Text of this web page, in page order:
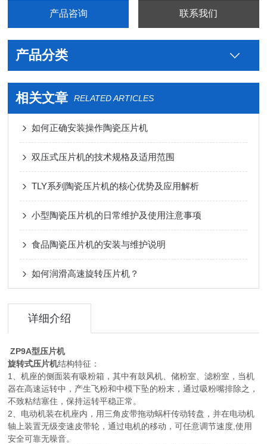
产品咨询 联系我们
产品分类
相关文章 RELATED ARTICLES
如何正确安装操作陶瓷压片机
双压式压片机的技术规格及适用范围
TLY系列陶瓷压片机的核心优势及应用解析
小型陶瓷压片机的日常维护及使用注意事项
食品陶瓷压片机的安装与维护说明
如何润滑高速旋转压片机？
详细介绍
ZP9A型压片机
旋转式压片机结构特征：
1、机座的侧面装有吸粉箱，其中有鼓风机、储粉室、滤粉室，当机
器在高速运转中，产生飞粉和中模下坠的粉末，通过吸粉嘴排除之，
不致粘结塞住，保持运转平稳正常。
2、电动机装在机座内，用三角皮带拖动蜗杆传动转盘，并在电动机
轴上装置无级变速皮带轮，通过电机的移动，可任意调节速度,使用
安全可靠无噪音。